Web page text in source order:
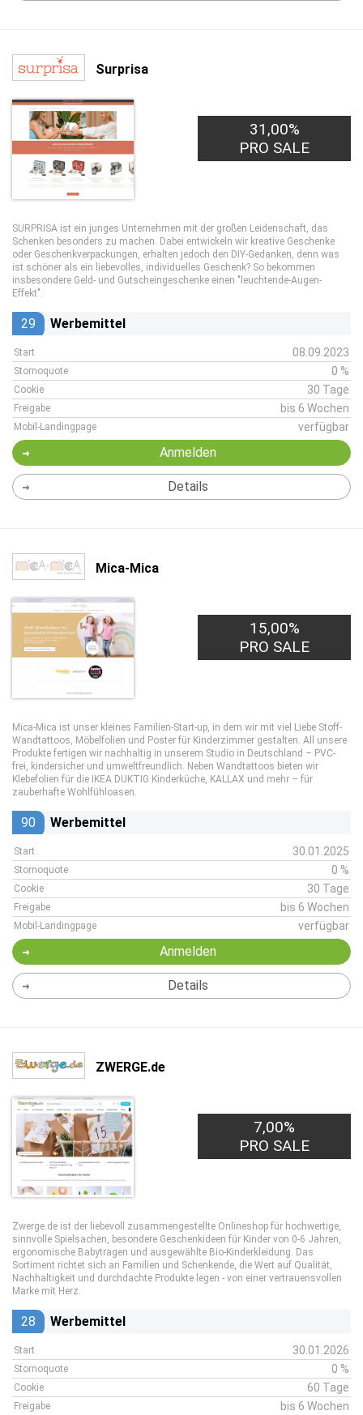
Surprisa
31,00%
PRO SALE
SURPRISA ist ein junges Unternehmen mit der großen Leidenschaft, das
Schenken besonders zu machen. Dabei entwickeln wir kreative Geschenke
oder Geschenkverpackungen, erhalten jedoch den DIY-Gedanken, denn was
ist schöner als ein liebevolles, individuelles Geschenk? So bekommen
insbesondere Geld- und Gutscheingeschenke einen "leuchtende-Augen-
Effekt".
29 Werbemittel
Start 08.09.2023
Stornoquote 0 %
Cookie 30 Tage
Freigabe bis 6 Wochen
Mobil-Landingpage verfügbar
Anmelden
Details
Mica-Mica
15,00%
PRO SALE
Mica-Mica ist unser kleines Familien-Start-up, in dem wir mit viel Liebe Stoff-
Wandtattoos, Möbelfolien und Poster für Kinderzimmer gestalten. All unsere
Produkte fertigen wir nachhaltig in unserem Studio in Deutschland – PVC-
frei, kindersicher und umweltfreundlich. Neben Wandtattoos bieten wir
Klebefolien für die IKEA DUKTIG Kinderküche, KALLAX und mehr – für
zauberhafte Wohlfühloasen.
90 Werbemittel
Start 30.01.2025
Stornoquote 0 %
Cookie 30 Tage
Freigabe bis 6 Wochen
Mobil-Landingpage verfügbar
Anmelden
Details
ZWERGE.de
7,00%
PRO SALE
Zwerge.de ist der liebevoll zusammengestellte Onlineshop für hochwertige,
sinnvolle Spielsachen, besondere Geschenkideen für Kinder von 0-6 Jahren,
ergonomische Babytragen und ausgewählte Bio-Kinderkleidung. Das
Sortiment richtet sich an Familien und Schenkende, die Wert auf Qualität,
Nachhaltigkeit und durchdachte Produkte legen - von einer vertrauensvollen
Marke mit Herz.
28 Werbemittel
Start 30.01.2026
Stornoquote 0 %
Cookie 60 Tage
Freigabe bis 6 Wochen